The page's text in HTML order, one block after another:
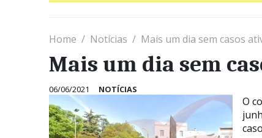
Home Notícias Mais um dia sem casos
Mais um dia sem
06/06/2021 NOTÍCIAS
O